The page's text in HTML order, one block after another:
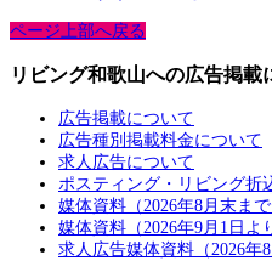
ページ上部へ戻る
リビング和歌山への広告掲載
広告掲載について
広告種別掲載料金について
求人広告について
ポスティング・リビング折
媒体資料（2026年8月末まで
媒体資料（2026年9月1日よ
求人広告媒体資料（2026年8